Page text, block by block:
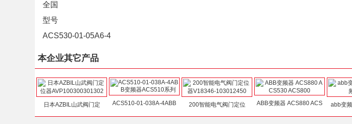
全国
型号
ACS530-01-05A6-4
本企业其它产品
日本AZBIL山武阀门定 ACS510-01-038A-4ABB 200智能电气阀门定位 ABB变频器 ACS880 ACS abb变